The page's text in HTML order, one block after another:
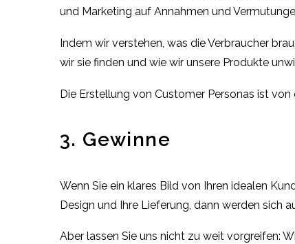
und Marketing auf Annahmen und
Indem wir verstehen, was die Verbraucher
wir sie finden und wie wir unsere Produkte
Die Erstellung von Customer Personas ist
3. Gewinne
Wenn Sie ein klares Bild von Ihren idealen
Design und Ihre Lieferung, dann werden sich
Aber lassen Sie uns nicht zu weit vorgreifen: